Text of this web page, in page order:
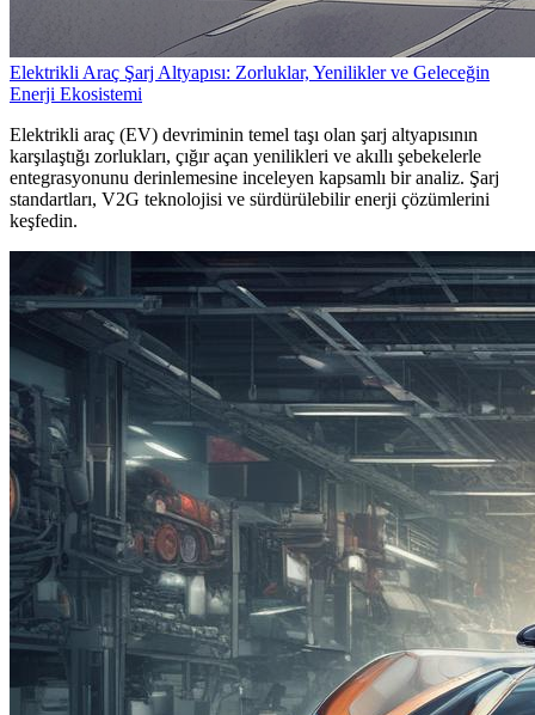
Elektrikli Araç Şarj Altyapısı: Zorluklar, Yenilikler ve Geleceğin
Enerji Ekosistemi
Elektrikli araç (EV) devriminin temel taşı olan şarj altyapısının
karşılaştığı zorlukları, çığır açan yenilikleri ve akıllı şebekelerle
entegrasyonunu derinlemesine inceleyen kapsamlı bir analiz. Şarj
standartları, V2G teknolojisi ve sürdürülebilir enerji çözümlerini
keşfedin.